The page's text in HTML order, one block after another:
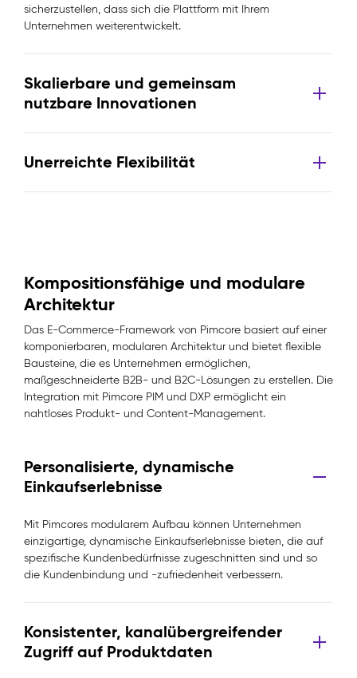
sicherzustellen, dass sich die Plattform mit Ihrem
Unternehmen weiterentwickelt.
Skalierbare und gemeinsam
nutzbare Innovationen
Unerreichte Flexibilität
Kompositionsfähige und modulare
Architektur
Das E-Commerce-Framework von Pimcore basiert auf einer
komponierbaren, modularen Architektur und bietet flexible
Bausteine, die es Unternehmen ermöglichen,
maßgeschneiderte B2B- und B2C-Lösungen zu erstellen. Die
Integration mit Pimcore PIM und DXP ermöglicht ein
nahtloses Produkt- und Content-Management.
Personalisierte, dynamische
Einkaufserlebnisse
Mit Pimcores modularem Aufbau können Unternehmen
einzigartige, dynamische Einkaufserlebnisse bieten, die auf
spezifische Kundenbedürfnisse zugeschnitten sind und so
die Kundenbindung und -zufriedenheit verbessern.
Konsistenter, kanalübergreifender
Zugriff auf Produktdaten